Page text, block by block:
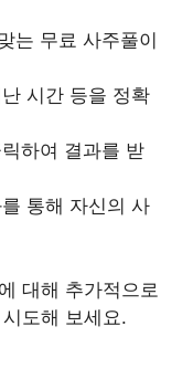
는 무료 사주풀이
시간 등을 정확
하여 결과를 받
통해 자신의 사
대해 추가적으로
도해 보세요.